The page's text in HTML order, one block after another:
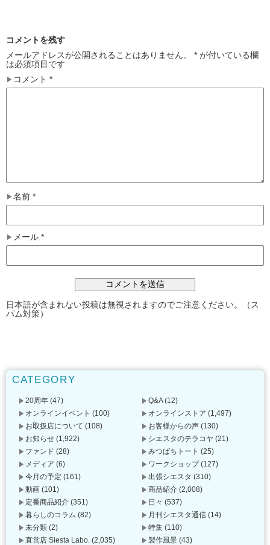
コメントを残す
メールアドレスが公開されることはありません。
* が付いている欄
は必須項目です
コメント *
名前 *
メール *
日本語が含まれない投稿は無視されますのでご注意ください。（ス
パム対策）
CATEGORY
20周年 (47) Q&A(12)
オンラインイベント (100) オンラインストア (1,497)
お取扱店について (108) お客様からの声 (130)
お知らせ (1,922) シエスタのテラコヤ (21)
ファンド (28) みつばちトート (25)
メディア (6) ワークショップ(127)
今月の予定 (161) 出張シエスタ (310)
動画 (101) 商品紹介 (2,008)
定番商品紹介 (351) 日々 (537)
暮らしのコラム (82) 月刊シエスタ通信 (14)
未分類 (2) 特集 (110)
直営店 Siesta Labo. (2,035) 製作風景 (43)